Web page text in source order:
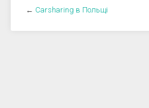
← Carsharing в Польщі